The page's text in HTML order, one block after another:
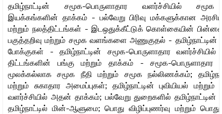
தமிழ்நாட்டின் சமூக-பொருளாதார வளர்ச்சியில் சமூக
இயக்கங்களின் தாக்கம் - பல்வேறு பிரிவு மக்களுக்கான
மற்றும் நலத்திட்டங்கள் - இடஒதுக்கீட்டுக் கொள்கையின்
பகுத்தறிவு மற்றும் சமூக வளங்களை அணுகுதல் - தமிழ்நாட்டின்
போக்குகள் - தமிழ்நாட்டின் சமூக-பொருளாதார
திட்டங்களின் பங்கு மற்றும் தாக்கம் - சமூக-பொருளாதார
மூலக்கல்லாக சமூக நீதி மற்றும் சமூக நல்லிணக்கம்;
மற்றும் சுகாதார அமைப்புகள்; தமிழ்நாட்டின் புவியியல் மற்றும்
வளர்ச்சியில் அதன் தாக்கம்; பல்வேறு துறைகளில்
தமிழ்நாட்டில் மின்-ஆளுமை; பொது விழிப்புணர்வு மற்றும்